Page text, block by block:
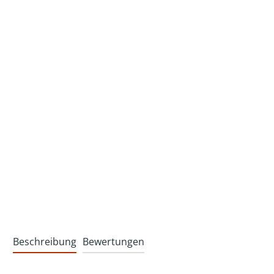
Beschreibung Bewertungen